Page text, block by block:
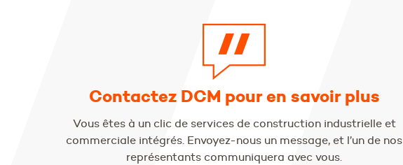
Contactez DCM pour en savoir plus
Vous êtes à un clic de services de construction industrielle et
commerciale intégrés. Envoyez-nous un message, et l’un de nos
représentants communiquera avec vous.